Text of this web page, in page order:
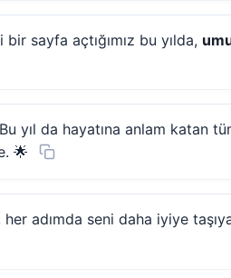
sayfa açtığımız bu yılda,
yıl da hayatına anlam katan
🌟
adımda seni daha iyiye